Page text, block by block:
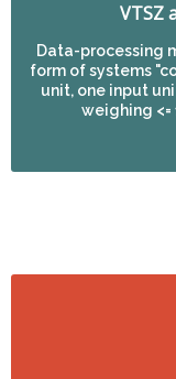
VTSZ
Data-processing
form of systems
unit, one input
weighing <=